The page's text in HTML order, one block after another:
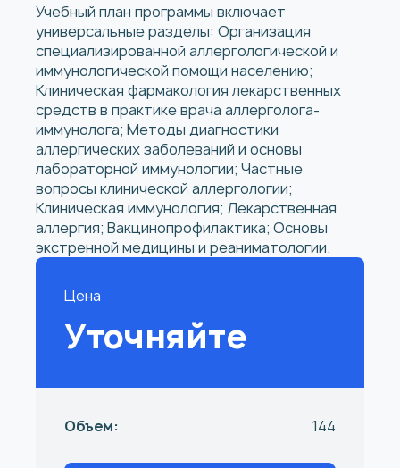
Учебный план программы включает
универсальные разделы: Организация
специализированной аллергологической и
иммунологической помощи населению;
Клиническая фармакология лекарственных
средств в практике врача аллерголога-
иммунолога; Методы диагностики
аллергических заболеваний и основы
лабораторной иммунологии; Частные
вопросы клинической аллергологии;
Клиническая иммунология; Лекарственная
аллергия; Вакцинопрофилактика; Основы
экстренной медицины и реаниматологии.
Цена
Уточняйте
Объем: 144